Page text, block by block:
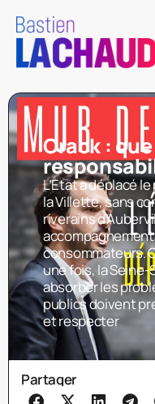
Crack :
L’Etat a déplacé
la Villette, sans
riverains
consommateurs.
une fois, la
absorber les
publics doivent
et respecter
Partager